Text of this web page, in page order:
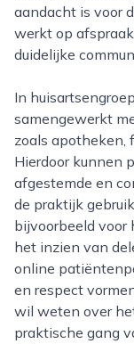
aandacht is voor
werkt op
duidelijke
In huisartsengroepspraktijk de laar wordt nauw
samengewerkt
zoals apotheken,
Hierdoor kunnen
afgestemde en
de praktijk
bijvoorbeeld voor
het inzien van
online
en respect
wil weten over
praktische gang